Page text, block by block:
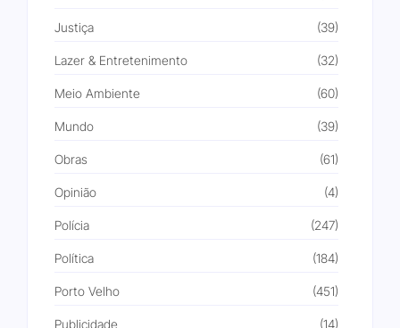
Justiça (39)
Lazer & Entretenimento (32)
Meio Ambiente (60)
Mundo (39)
Obras (61)
Opinião (4)
Polícia (247)
Política (184)
Porto Velho (451)
Publicidade (14)